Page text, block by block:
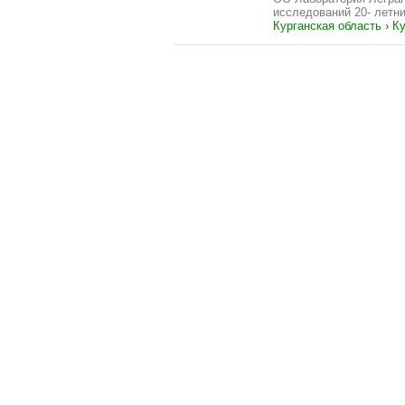
исследований 20-
Курганская область ›